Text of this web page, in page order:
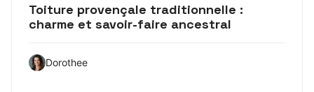
Toiture provençale traditionnelle :
charme et savoir-faire ancestral
Dorothee